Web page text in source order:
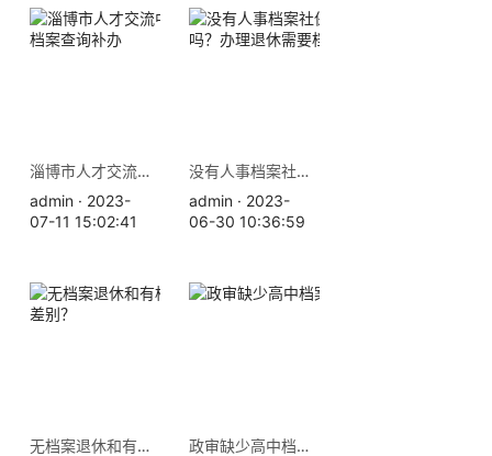
淄博市人才交流中心地址 档案查询补办
admin · 2023-
07-11 15:02:41
没有人事档案社保就白交了吗？办理退休需要档案吗
admin · 2023-
06-30 10:36:59
无档案退休和有档案退休的差别？
政审缺少高中档案怎么办